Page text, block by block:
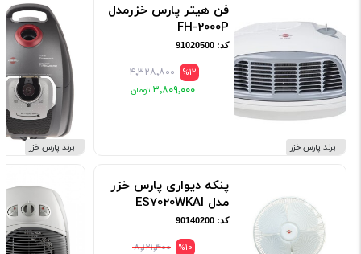
برند پارس خزر
فن هیتر پارس خزرمدل
FH-2000P
کد: 91020500
%12 ۴٬۳۲۸٬۸۰۰
۳٬۸۰۹٬۰۰۰
پنکه دیواری پارس خزر
مدل ES7020WKAI
کد: 90140200
%10 ۸٬۱۲۱٬۴۰۰
برند پارس خزر